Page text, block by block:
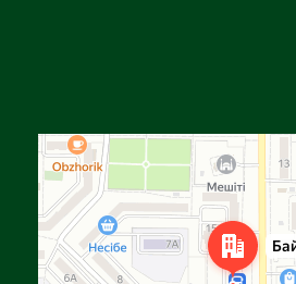
Улица Байтурсынова, 16 — Яндекс Карты